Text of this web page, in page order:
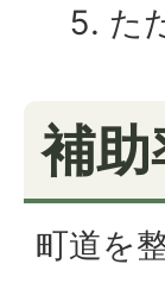
た
補助
町道を